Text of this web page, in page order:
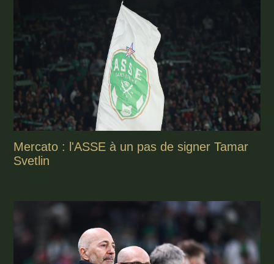
Mercato : l'ASSE à un pas de signer Tamar
Svetlin